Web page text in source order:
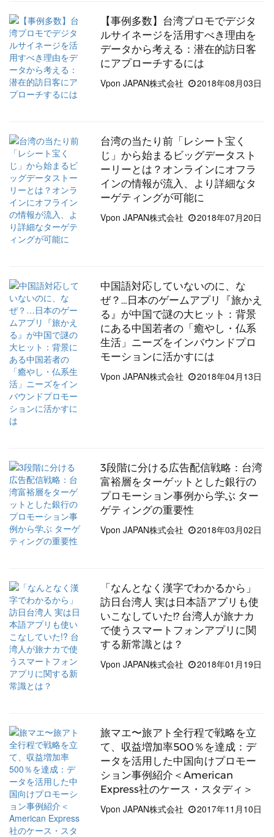
【事例多数】台湾プロモでデジタ
ルサイネージを活用すべき理由を
データから考える：潜在的訪日客
にアプローチするには
Vpon JAPAN株式会社
2018年08月03日
台湾の当たり前「レシート宝く
じ」から始まるビッグデータスト
ーリーとは？オンラインにオフラ
インの情報が流入、より詳細なタ
ーゲティングが可能に
Vpon JAPAN株式会社
2018年07月20日
中国語対応していないのに、な
ぜ？…日本のゲームアプリ『旅かえ
る』が中国で謎の大ヒット：背景
にある中国若者の「癒やし・仏系
生活」ニーズをインバウンドプロ
モーションに活かすには
Vpon JAPAN株式会社
2018年04月13日
3段階に分ける広告配信戦略：台湾
富裕層をターゲットとした銀行の
プロモーション事例から学ぶ ター
ゲティングの重要性
Vpon JAPAN株式会社
2018年03月02日
「なんとなく漢字でわかるから」
訪日台湾人 実は日本語アプリも使
いこなしていた!? 台湾人が旅ナカ
で使うスマートフォンアプリに関
する新常識とは？
Vpon JAPAN株式会社
2018年01月19日
旅マエ〜旅アト全行程で戦略を立
て、収益増加率500％を達成：デ
ータを活用した中国向けプロモー
ション事例紹介＜American
Express社のケース・スタディ＞
Vpon JAPAN株式会社
2017年11月10日